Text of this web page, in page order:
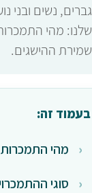
גברים, נשים ובני
שלנו: מהי
שמירת ההישגים.
בעמוד זה:
מהי
סוגי